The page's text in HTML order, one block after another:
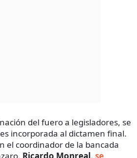
del fuero a legisladores, se
incorporada al dictamen final.
el coordinador de la bancada